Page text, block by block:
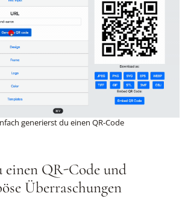
generierst du einen QR-Code
einen QR-Code und
Überraschungen